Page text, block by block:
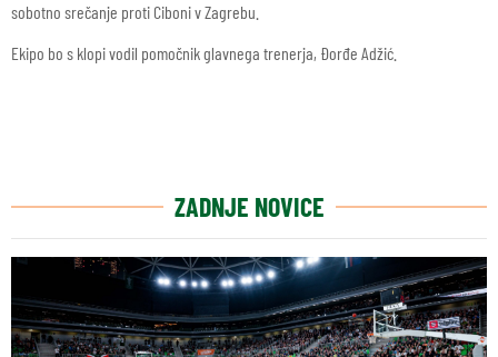
sobotno srečanje proti Ciboni v Zagrebu.
Ekipo bo s klopi vodil pomočnik glavnega trenerja, Đorđe Adžić.
ZADNJE NOVICE